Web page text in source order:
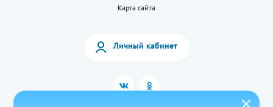
Карта сайта
Личный кабинет